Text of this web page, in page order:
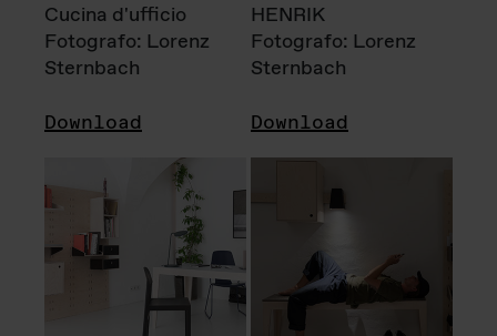
Cucina d'ufficio
Fotografo: Lorenz
Sternbach
Download
HENRIK
Fotografo: Lorenz
Sternbach
Download